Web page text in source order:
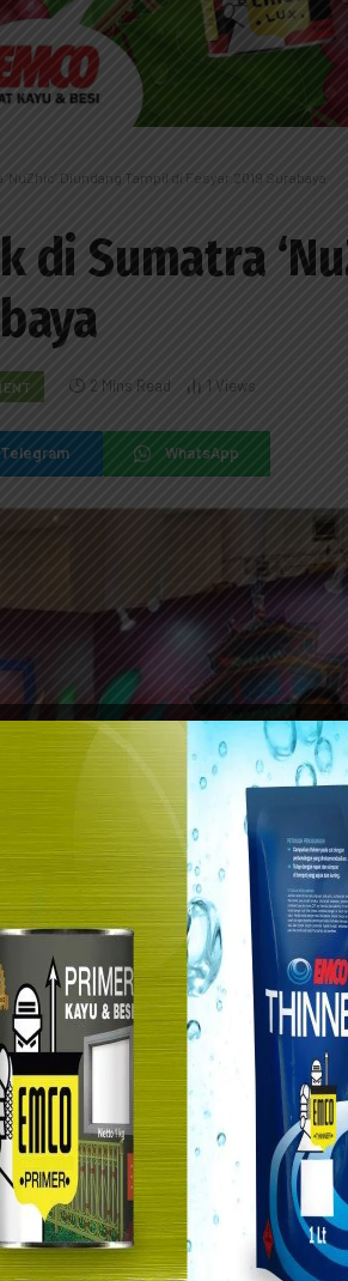
Diundang Tampil di Fesyar 2019 Surabaya
di Sumatra
2 Mins Read 1 Views
Telegram WhatsApp
menjadi kota penyelenggara
di tahun 2019 ini, mewakili
tanggal 6 – 9 November 2019 di